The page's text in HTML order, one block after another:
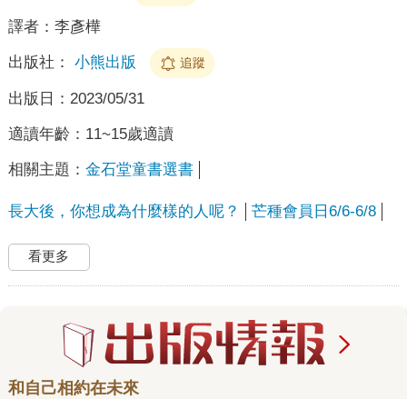
譯者： 李彥樺
出版社： 小熊出版 追蹤
出版日： 2023/05/31
適讀年齡： 11~15歲適讀
相關主題： 金石堂童書選書
長大後，你想成為什麼樣的人呢？ 芒種會員日6/6-6/8
看更多
和自己相約在未來